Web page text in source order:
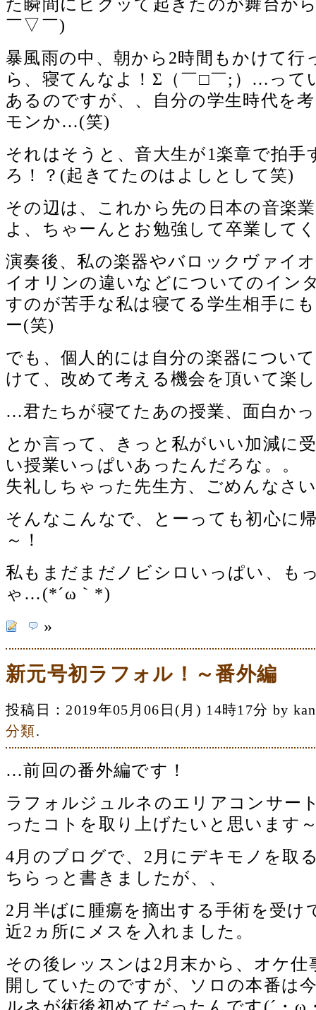
た瞬間にビクッて起きたのが舞台か
￣▽￣)
暴風雨の中、朝から2時間もかけて行
ら、寝てんなよ！Σ（￣□￣;）…って
あるのですが、、自分の学生時代を
モンか…(笑)
それはそうと、音大生が1楽章で拍手
ろ！？(起きてたのはよしとして笑)
その辺は、これから先の日本の音楽
よ、ちゃーんとお勉強して卒業して
演奏後、私の楽器やバロックヴァイ
イオリンの違いなどについてのイン
すのが苦手な私は寝てる学生相手に
ー(笑)
でも、個人的には自分の楽器につい
けて、改めて考える機会を頂いて楽
…君たちが寝てたあの授業、面白か
とか言って、きっと私がいい加減に
い授業いっぱいあったんだろな。。
失礼しちゃった先生方、ごめんなさ
そんなこんなで、とーっても初心に
～！
私もまだまだノビシロいっぱい、も
ゃ…(*´ω｀*)ゞ
»
新元号初ラフォル！～番外編
投稿日：2019年05月06日(月) 14時17分 by
分類.
…前回の番外編です！
ラフォルジュルネのエリアコンサー
ったコトを取り上げたいと思います
4月のブログで、2月にデキモノを取
ちらっと書きましたが、、
2月半ばに腫瘍を摘出する手術を受け
近2ヵ所にメスを入れました。
その後レッスンは2月末から、オケ仕
開していたのですが、ソロの本番は